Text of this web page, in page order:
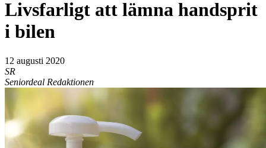
Livsfarligt att lämna handsprit
i bilen
12 augusti 2020
SR
Seniordeal Redaktionen